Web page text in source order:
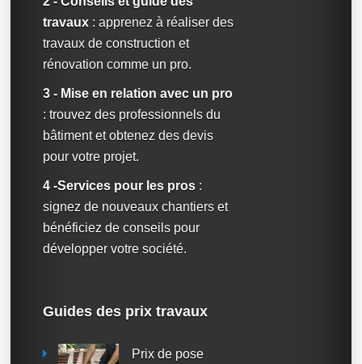
travaux : apprenez à réaliser des
travaux de construction et
rénovation comme un pro.
3 - Mise en relation avec un pro
: trouvez des professionnels du
bâtiment et obtenez des devis
pour votre projet.
4 -Services pour les pros :
signez de nouveaux chantiers et
bénéficiez de conseils pour
développer votre société.
Guides des prix travaux
Prix de pose